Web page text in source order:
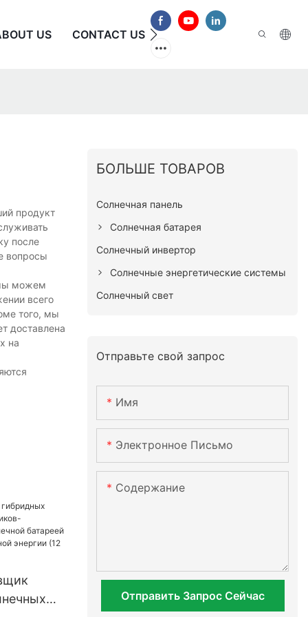
US CONTACT US ЧАСТО ЗАДАВАЕМЫЕ
продукт
после
вопросы
можем
всего
того, мы
доставлена
на
БОЛЬШЕ ТОВАРОВ
Солнечная панель
Солнечная батарея
Солнечный инвертор
Солнечные энергетические системы
Солнечный свет
Отправьте свой запрос
Имя
Электронное Письмо
Содержание
Отправить Запрос Сейчас